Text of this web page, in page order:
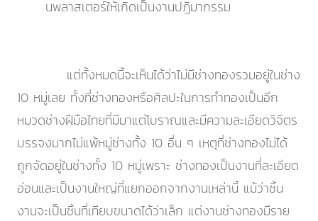
นพลาสเตอร์ให้เกิดเป็นงานปฎิมากรรม
แต่ทั้งหมดนี้จะเห็นได้ว่าไม่มีช่างทองรวมอยู่ในช่าง
10 หมู่เลย ทั้งที่ช่างทองหรือศิลปะในการทำทองเป็นอีก
หมวดช่างฝีมือไทยที่มีมาแต่โบราณและมีความละเอียดวิจิตร
บรรจงมากไม่แพ้หมู่ช่างทั้ง 10 อื่น ๆ เหตุที่ช่างทองไม่ได้
ถูกจัดอยู่ในช่างทั้ง 10 หมู่เพราะ ช่างทองเป็นงานที่ละเอียด
อ่อนและเป็นงานใหญ่ที่แยกออกจากงานเหล่านี้ แม้ว่าชิ้น
งานจะเป็นชิ้นที่เทียบขนาดได้ว่าเล็ก แต่งานช่างทองมีราย